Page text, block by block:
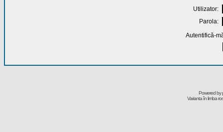
Utilizator:
Parola:
Autentifică-
Powered by
Varianta în limba